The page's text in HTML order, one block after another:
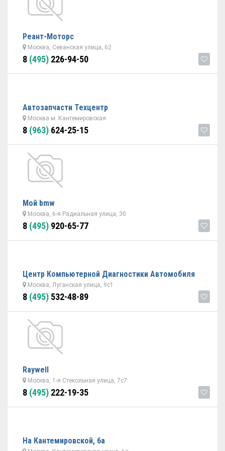
Реант-Моторс
Москва, Севанская улица, 62
8 (495) 226-94-50
Автозапчасти Техцентр
Москва м. Кантемировская
8 (963) 624-25-15
Мой bmw
Москва, 6-я Радиальная улица, 30
8 (495) 920-65-77
Центр Компьютерной Диагностики Автомобиля
Москва, Луганская улица, 9с1
8 (495) 532-48-89
Raywell
Москва, 1-я Стекольная улица, 7с7
8 (495) 222-19-35
На Кантемировской, 6а